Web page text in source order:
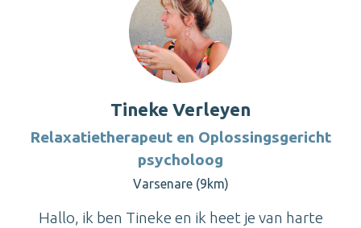
Tineke Verleyen
Relaxatietherapeut en Oplossingsgericht
psycholoog
Varsenare (9km)
Hallo, ik ben Tineke en ik heet je van harte